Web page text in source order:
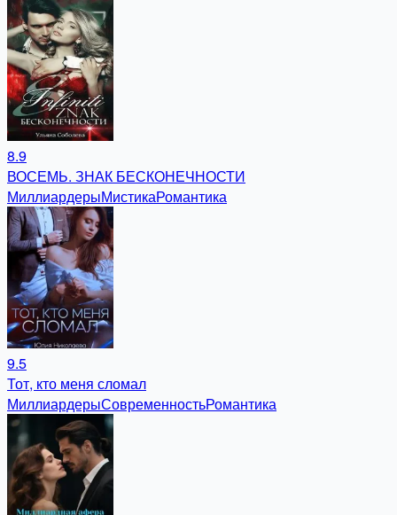
8.9
ВОСЕМЬ. ЗНАК БЕСКОНЕЧНОСТИ
МиллиардерыМистикаРомантика
9.5
Тот, кто меня сломал
МиллиардерыСовременностьРомантика